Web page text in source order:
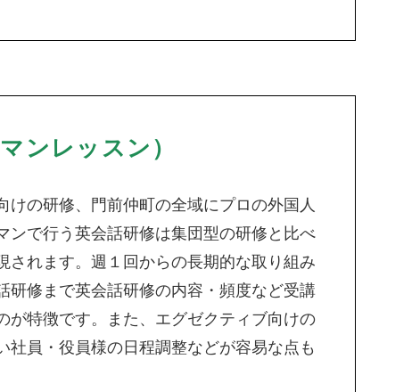
ンレッスン）
けの研修、門前仲町の全域にプロの外国人
ンで行う英会話研修は集団型の研修と比べ
されます。週１回からの長期的な取り組み
研修まで英会話研修の内容・頻度など受講
が特徴です。また、エグゼクティブ向けの
社員・役員様の日程調整などが容易な点も